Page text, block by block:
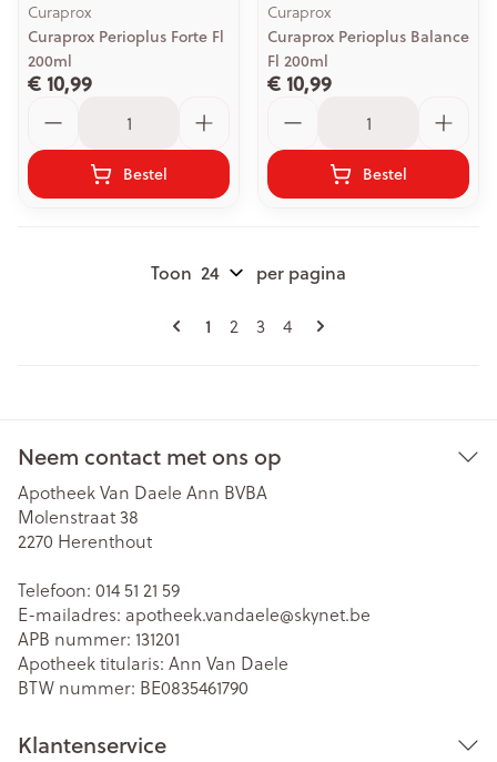
Curaprox
Curaprox Perioplus Forte Fl
200ml
€ 10,99
Bestel
Curaprox
Curaprox Perioplus Balance
Fl 200ml
€ 10,99
Bestel
Pagina's
U lees momenteel pagina
1 Pagina
2 Pagina
3 Pagina
4
Toon per pagina
Neem contact met ons op
Apotheek Van Daele Ann BVBA
Molenstraat 38
2270 Herenthout
Telefoon: 014 51 21 59
E-mailadres: apotheek.vandaele@skynet.be
APB nummer: 131201
Apotheek titularis: Ann Van Daele
BTW nummer: BE0835461790
Klantenservice